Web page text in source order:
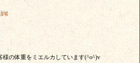
様の体重をミエルカしています(^o^)v